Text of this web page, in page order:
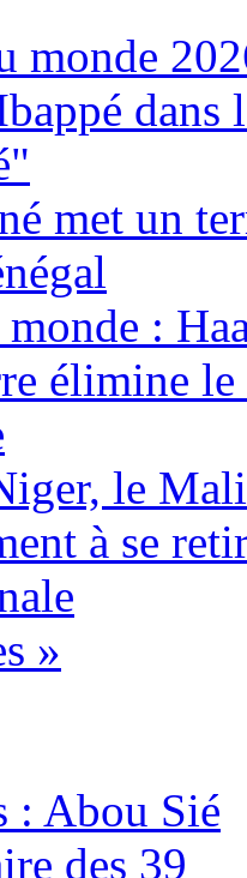
monde
dans
met un
:
élimine
le
à se
»